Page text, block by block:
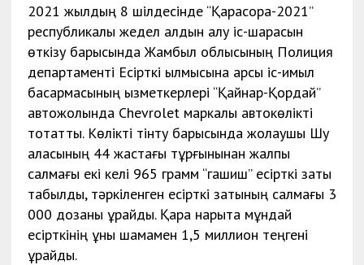
2021 жылдың 8 шілдесінде “Қарасора-2021”
республикалық жедел алдын алу іс-шарасын
өткізу барысында Жамбыл облысының Полиция
департаменті Есірткі қылмысына қарсы іс-қимыл
басқармасының қызметкерлері “Қайнар-Қордай”
автожолында Chevrolet маркалы автокөлікті
тоқтатты. Көлікті тінту барысында жолаушы Шу
қаласының 44 жастағы тұрғынынан жалпы
салмағы екі келі 965 грамм “гашиш” есірткі заты
табылды, тәркіленген есірткі затының салмағы 3
000 дозаны құрайды. Қара нарықта мұндай
есірткінің құны шамамен 1,5 миллион теңгені
құрайды.